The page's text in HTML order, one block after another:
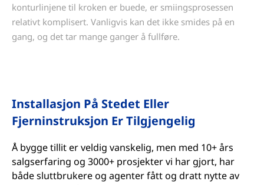
konturlinjene til kroken er buede, er smiingsprosessen
relativt komplisert. Vanligvis kan det ikke smides på en
gang, og det tar mange ganger å fullføre.
Installasjon På Stedet Eller
Fjerninstruksjon Er Tilgjengelig
Å bygge tillit er veldig vanskelig, men med 10+ års
salgserfaring og 3000+ prosjekter vi har gjort, har
både sluttbrukere og agenter fått og dratt nytte av